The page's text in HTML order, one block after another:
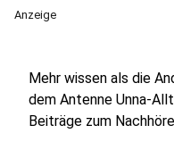
Anzeige
Mehr wissen als die
dem Antenne Unna-
Beiträge zum